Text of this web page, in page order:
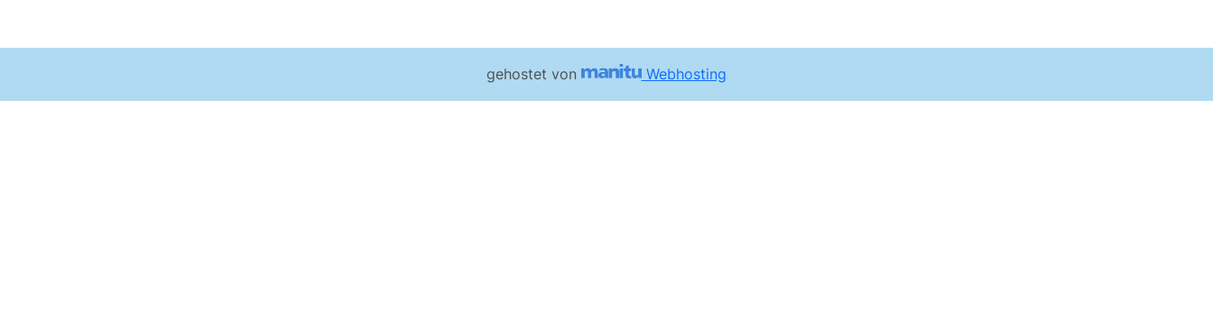
gehostet von Webhosting